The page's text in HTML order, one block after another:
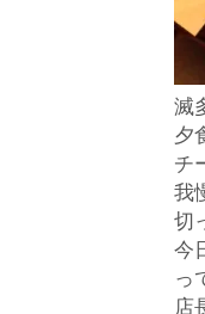
滅
夕
チ
我
切
今
っ
店